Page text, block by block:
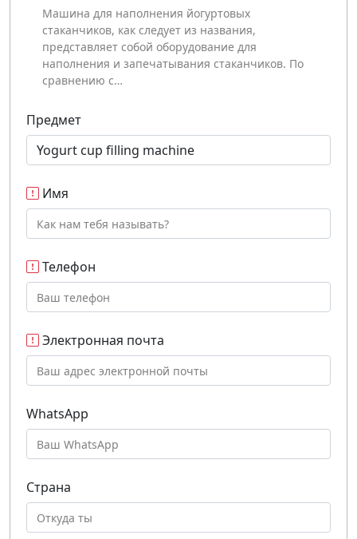
Машина для наполнения йогуртовых
стаканчиков, как следует из названия,
представляет собой оборудование для
наполнения и запечатывания стаканчиков. По
сравнению с…
Предмет
Имя
Телефон
Электронная почта
WhatsApp
Страна